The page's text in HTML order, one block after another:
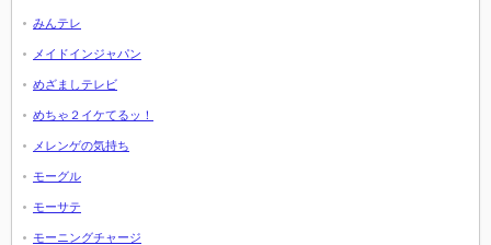
みんテレ
メイドインジャパン
めざましテレビ
めちゃ２イケてるッ！
メレンゲの気持ち
モーグル
モーサテ
モーニングチャージ